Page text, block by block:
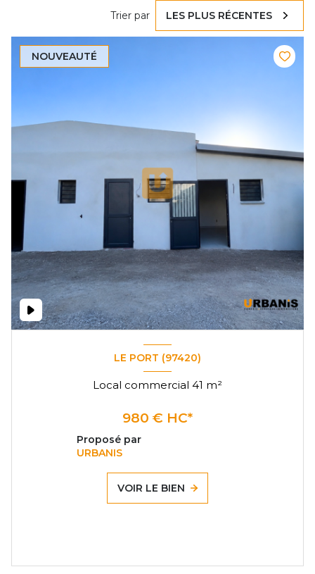
Trier par LES PLUS RÉCENTES
NOUVEAUTÉ
LE PORT (97420)
Local commercial 41 m²
980 € HC*
Proposé par
URBANIS
VOIR LE BIEN